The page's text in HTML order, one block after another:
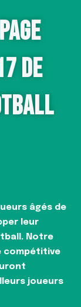
DE
âgés de
leur
Notre
compétitive
joueurs